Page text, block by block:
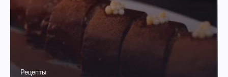
Рецепты